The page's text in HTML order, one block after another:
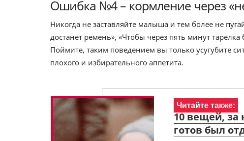
Ошибка №4 – кормление через
Никогда не заставляйте малыша и тем более не
достанет ремень», «Чтобы через пять минут
Поймите, таким поведением вы только усугубите
плохого и избирательного аппетита.
Читайте также:
10 вещей, за
готов был